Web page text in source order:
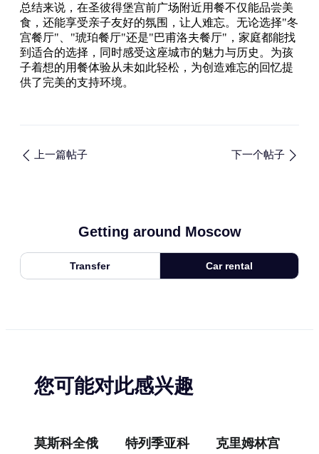
总结来说，在圣彼得堡宫前广场附近用餐不仅能品尝美
食，还能享受亲子友好的氛围，让人难忘。无论选择"冬
宫餐厅"、"琥珀餐厅"还是"巴甫洛夫餐厅"，家庭都能找
到适合的选择，同时感受这座城市的魅力与历史。为孩
子着想的用餐体验从未如此轻松，为创造难忘的回忆提
供了完美的支持环境。
上一篇帖子 下一个帖子
Getting around Moscow
Transfer Car rental
您可能对此感兴趣
莫斯科全俄
特列季亚科
克里姆林宫